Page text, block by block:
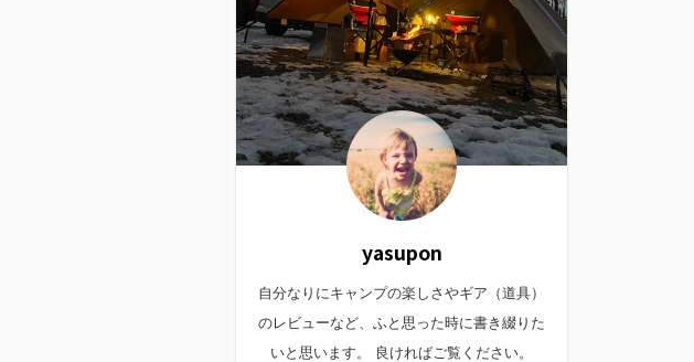
yasupon
自分なりにキャンプの楽しさやギア（道具）
のレビューなど、ふと思った時に書き綴りた
いと思います。 良ければご覧ください。